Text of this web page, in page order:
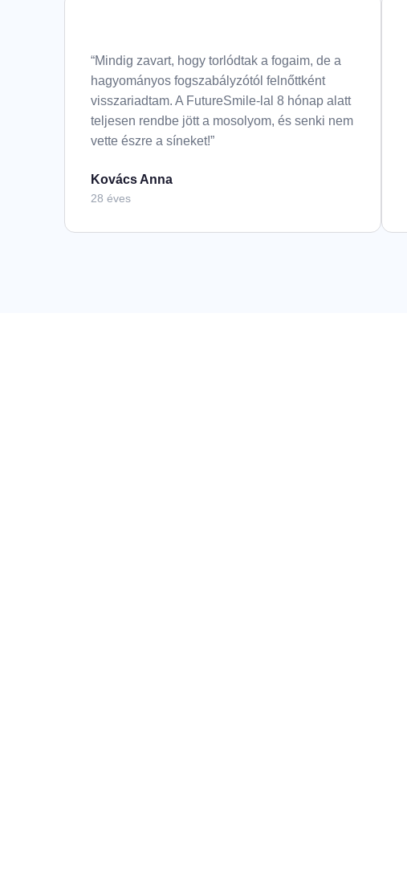
“Mindig zavart, hogy torlódtak a fogaim, de a
hagyományos fogszabályzótól felnőttként
visszariadtam. A FutureSmile-lal 8 hónap alatt
teljesen rendbe jött a mosolyom, és senki nem
vette észre a síneket!”
Kovács Anna
28 éves